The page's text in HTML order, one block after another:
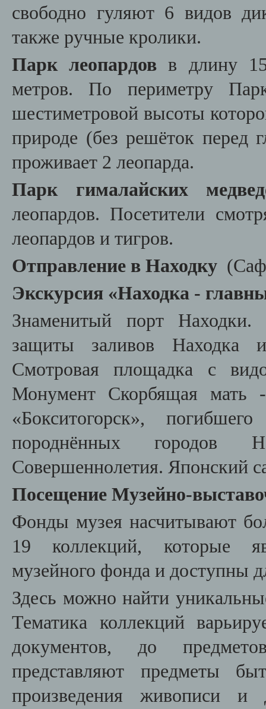
свободно гуляют 6 видов
также ручные кролики.
Парк леопардов в длину
метров. По периметру
шестиметровой высоты
природе (без решёток перед
проживает 2 леопарда.
Парк гималайских
леопардов. Посетители
леопардов и тигров.
Отправление в Находку (
Экскурсия «Находка -
Знаменитый порт Находки.
защиты заливов Находка
Смотровая площадка с
Монумент Скорбящая
«Бокситогорск»,
породнённых
Совершеннолетия. Японский
Посещение Музейно-
Фонды музея насчитывают
19 коллекций, которые
музейного фонда и доступны
Здесь можно найти
Тематика коллекций
документов, до
представляют предметы
произведения живописи и